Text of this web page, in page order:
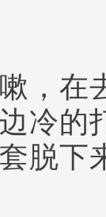
，在
冷的
脱下